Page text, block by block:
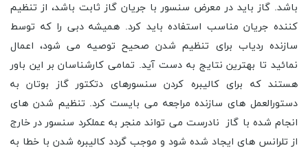
باشد. گاز باید در معرض سنسور با جریان گاز ثابت باشد، از تنظیم
کننده جریان مناسب استفاده باید کرد. همیشه دبی را که توسط
سازنده ردیاب برای تنظیم شدن صحیح توصیه می شود، اعمال
نمائید تا بهترین نتایج به دست آید. تمامی کارشناسان بر این باور
هستند که برای کالیبره کردن سنسورهای دتکتور گاز بوتان به
دستورالعمل های سازنده مراجعه می بایست کرد. تنظیم شدن های
انجام شده با گاز نادرست می تواند منجر به عملکرد سنسور در خارج
از تلرانس های ایجاد شده شود و موجب گردد کالیبره شدن با خطا به